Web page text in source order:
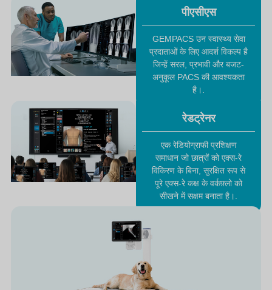
पीएसीएस
GEMPACS उन स्वास्थ्य सेवा
प्रदाताओं के लिए आदर्श विकल्प है
जिन्हें सरल, प्रभावी और बजट-
अनुकूल PACS की आवश्यकता
है।.
रेडट्रेनर
एक रेडियोग्राफी प्रशिक्षण
समाधान जो छात्रों को एक्स-रे
विकिरण के बिना, सुरक्षित रूप से
पूरे एक्स-रे कक्ष के वर्कफ़्लो को
सीखने में सक्षम बनाता है।.